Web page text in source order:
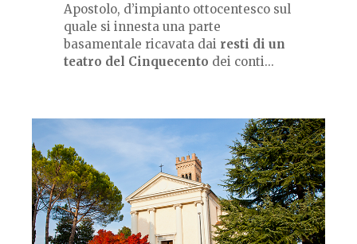
Apostolo, d’impianto ottocentesco sul
quale si innesta una parte
basamentale ricavata dai resti di un
teatro del Cinquecento dei conti...